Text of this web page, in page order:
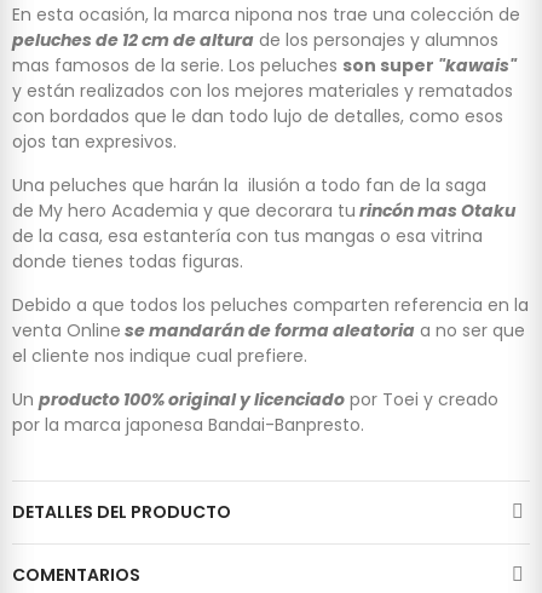
En esta ocasión, la marca nipona nos trae una colección de
peluches de 12 cm de altura de los personajes y alumnos
mas famosos de la serie. Los peluches son super "kawais"
y están realizados con los mejores materiales y rematados
con bordados que le dan todo lujo de detalles, como esos
ojos tan expresivos.
Una peluches que harán la ilusión a todo fan de la saga
de My hero Academia y que decorara tu rincón mas Otaku
de la casa, esa estantería con tus mangas o esa vitrina
donde tienes todas figuras.
Debido a que todos los peluches comparten referencia en la
venta Online se mandarán de forma aleatoria a no ser que
el cliente nos indique cual prefiere.
Un producto 100% original y licenciado por Toei y creado
por la marca japonesa Bandai-Banpresto.
DETALLES DEL PRODUCTO
COMENTARIOS